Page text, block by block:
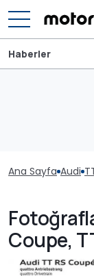
Haberler
Ana Sayfa Audi
Coupe,